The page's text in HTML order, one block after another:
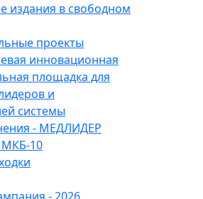
издания в свободном
проекты
инновационная
площадка для
и
системы
- МЕДЛИДЕР
МКБ-10